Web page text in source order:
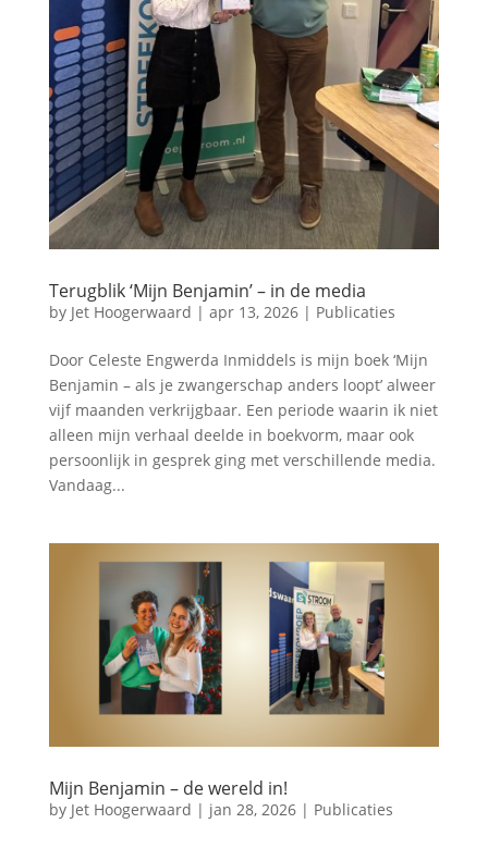
Terugblik ‘Mijn Benjamin’ – in de media
by Jet Hoogerwaard | apr 13, 2026| Publicaties
Door Celeste Engwerda Inmiddels is mijn boek ‘Mijn
Benjamin – als je zwangerschap anders loopt’ alweer
vijf maanden verkrijgbaar. Een periode waarin ik niet
alleen mijn verhaal deelde in boekvorm, maar ook
persoonlijk in gesprek ging met verschillende media.
Vandaag...
Mijn Benjamin – de wereld in!
by Jet Hoogerwaard | jan 28, 2026| Publicaties